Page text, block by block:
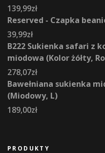
139,99zł
Reserved - Czapka
39,99zł
B222 Sukienka safari z
miodowa (Kolor żółty,
278,07zł
Bawełniana sukienka
(Miodowy, L)
189,00zł
PRODUKTY